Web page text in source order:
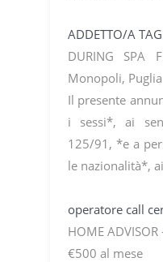
ADDETTO/A
DURING SPA
Monopoli, Puglia
Il presente
i sessi*, ai
125/91, *e a
le nazionalità*,
operatore call
HOME
€500 al mese